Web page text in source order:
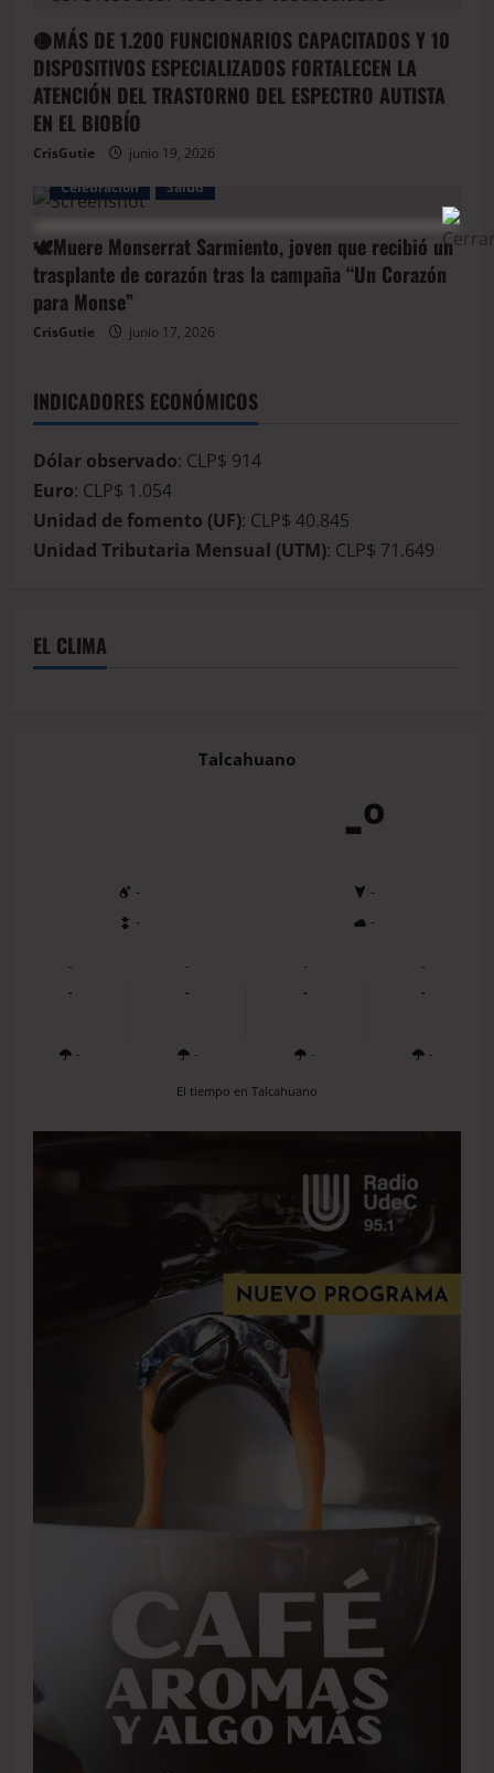
🟡MÁS DE 1.200 FUNCIONARIOS CAPACITADOS Y 10
DISPOSITIVOS ESPECIALIZADOS FORTALECEN LA
ATENCIÓN DEL TRASTORNO DEL ESPECTRO AUTISTA
EN EL BIOBÍO
CrisGutie
junio 19, 2026
Celebración
Salud
🕊️Muere Monserrat Sarmiento, joven que recibió un
trasplante de corazón tras la campaña “Un Corazón
para Monse”
CrisGutie junio 17, 2026
INDICADORES ECONÓMICOS
Dólar observado: CLP$ 914
Euro: CLP$ 1.054
Unidad de fomento (UF): CLP$ 40.845
Unidad Tributaria Mensual (UTM): CLP$ 71.649
EL CLIMA
Talcahuano
-º
-
-
-
-
-
-
-
-
-
-
-
-
-
-
-
-
El tiempo en Talcahuano